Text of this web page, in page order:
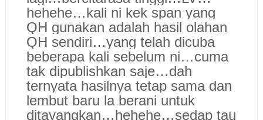
hehehe…kali ni kek span yang
QH gunakan adalah hasil olahan
QH sendiri…yang telah dicuba
beberapa kali sebelum ni…cuma
tak dipublishkan saje…dah
ternyata hasilnya tetap sama dan
lembut baru la berani untuk
ditayangkan…hehehe…sedap tau